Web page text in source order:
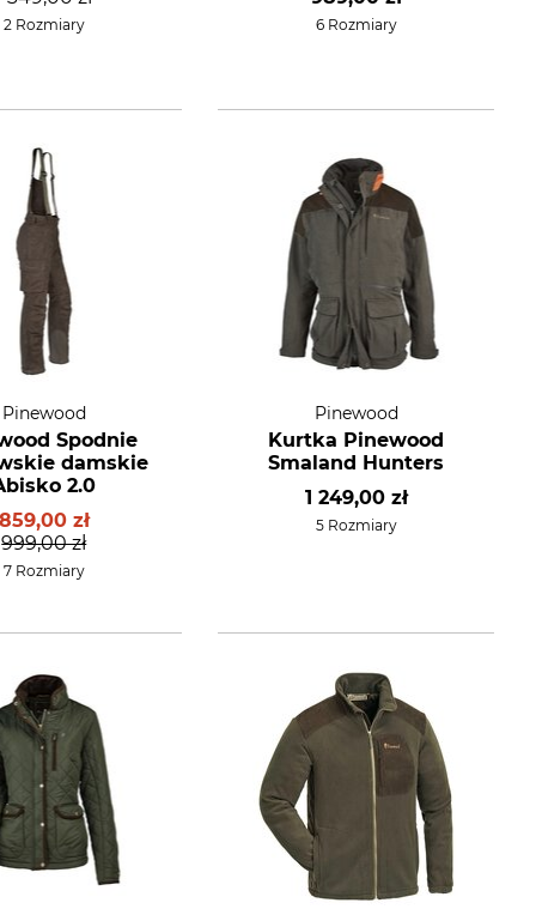
2 Rozmiary 6 Rozmiary
Pinewood
Spodnie
damskie
2.0
zł
999,00 zł
7 Rozmiary
Pinewood
Kurtka Pinewood
Smaland Hunters
1 249,00 zł
5 Rozmiary